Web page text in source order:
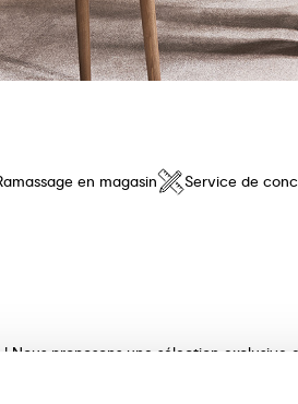
en magasin Service de
proposons une sélection
innovant et au confort inégalé.